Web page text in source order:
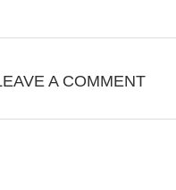
A COMMENT